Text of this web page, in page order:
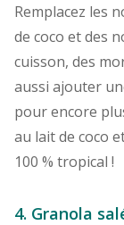
Remplacez les
de coco et des
cuisson, des
aussi ajouter
pour encore
au lait de coco
100 % tropical !
4. Granola